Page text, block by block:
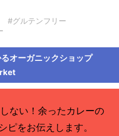
#グルテンフリー
オーガニックショップ
ない！余ったカレーの
ピをお伝えします。